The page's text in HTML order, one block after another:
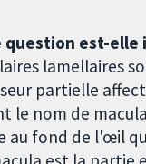
question est-elle
lamellaires
partielle
le nom de
au fond de l'œil